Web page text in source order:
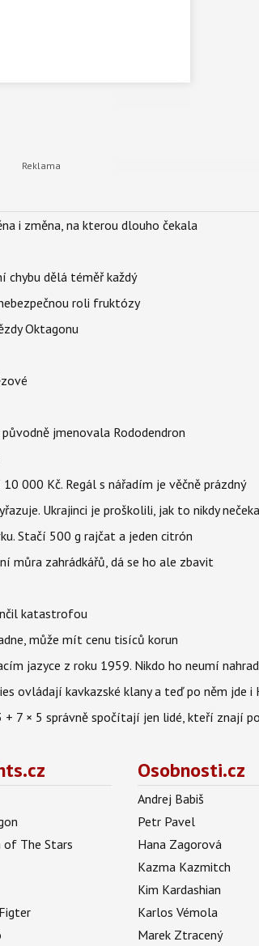
i změna, na kterou dlouho čekala
chybu dělá téměř každý
roli fruktózy
Oktagonu
jmenovala Rododendron
000 Kč. Regál s nářadím je věčně prázdný
Ukrajinci je proškolili, jak to nikdy
Stačí 500 g rajčat a jeden citrón
můra zahrádkářů, dá se ho ale zbavit
katastrofou
může mít cenu tisíců korun
jazyce z roku 1959. Nikdo ho neumí
ovládají kavkazské klany a teď po něm jde i
7 × 5 správně spočítají jen lidé, kteří znají
of The Stars
Osobnosti.cz
Andrej Babiš
Petr Pavel
Hana Zagorová
Kazma Kazmitch
Kim Kardashian
Karlos Vémola
Marek Ztracený